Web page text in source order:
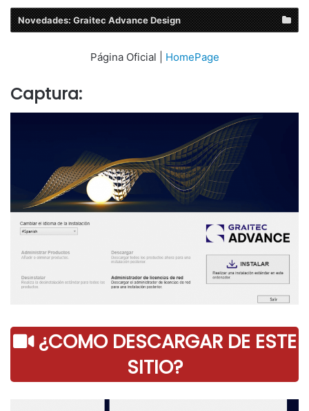
Novedades: Graitec Advance Design
Página Oficial | HomePage
Captura:
¿COMO DESCARGAR DE ESTE
SITIO?